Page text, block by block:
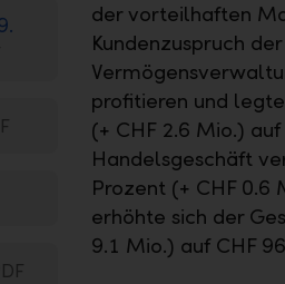
der vorteilhaften
Kundenzuspruch
profitieren und
(+ CHF 2.6 Mio.)
Handelsgeschäft
Prozent (+ CHF 0.6
erhöhte sich der
9.1 Mio.) auf CHF